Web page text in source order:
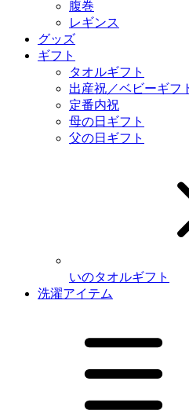
腹巻
レギンス
グッズ
ギフト
タオルギフト
出産祝／ベビーギフ
定番内祝
母の日ギフト
父の日ギフト
いのタオルギフト
洗濯アイテム